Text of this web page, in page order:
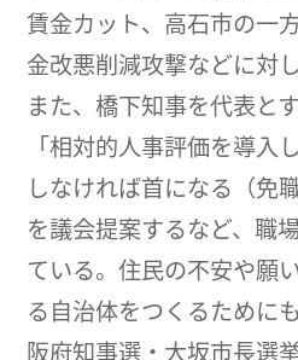
賃金カット、高石市の一
金改悪削減攻撃などに対
また、橋下知事を代表と
「相対的人事評価を導入
しなければ首になる（免
を議会提案するなど、職
ている。住民の不安や願
る自治体をつくるために
阪府知事選・大坂市長選